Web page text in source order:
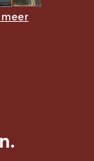
meer